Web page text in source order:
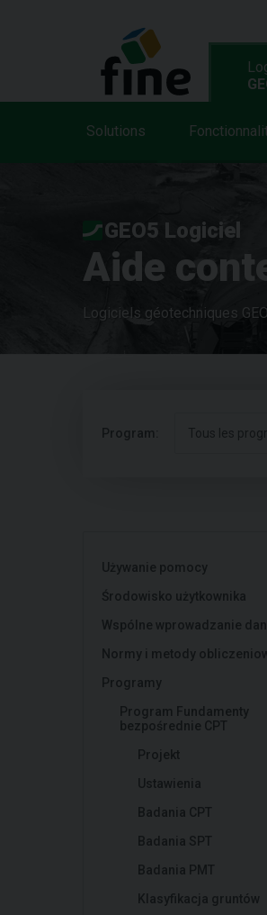
Solutions
GEO5 Logiciel
Aide
Logiciels géotechniques
Program: Tous les
Używanie pomocy
Środowisko użytkownika
Wspólne wprowadzanie
Normy i metody
Programy
Program Fundamenty
bezpośrednie CPT
Projekt
Ustawienia
Badania CPT
Badania SPT
Badania PMT
Klasyfikacja gruntów